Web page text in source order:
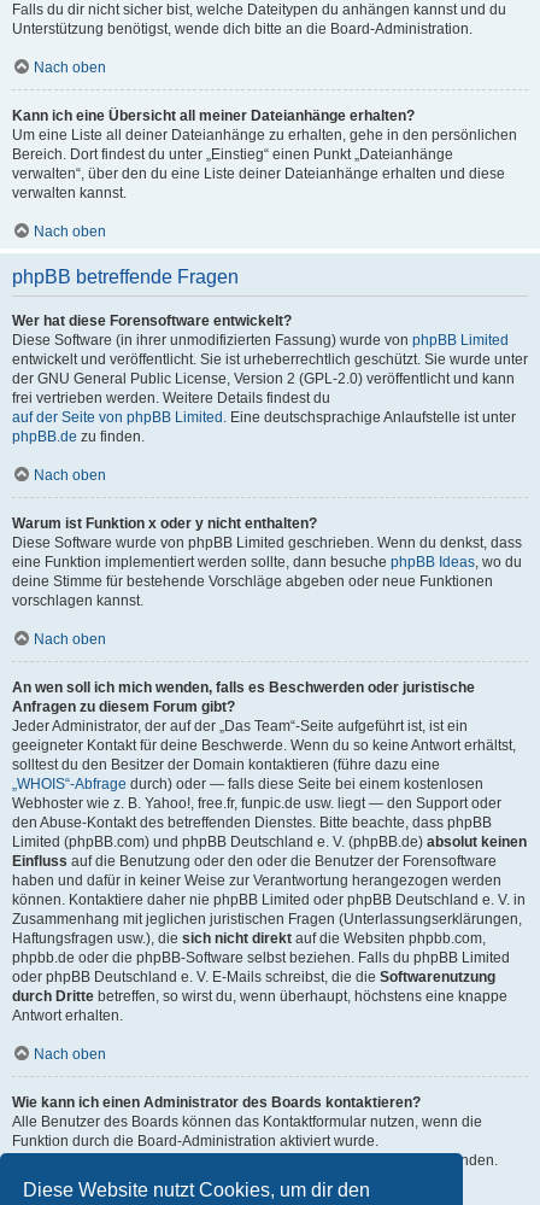
Diese Website nutzt Cookies, um dir den
Falls du dir nicht sicher bist, welche Dateitypen du anhängen kannst und du
Unterstützung benötigst, wende dich bitte an die Board-Administration.
Nach oben
Kann ich eine Übersicht all meiner Dateianhänge erhalten?
Um eine Liste all deiner Dateianhänge zu erhalten, gehe in den persönlichen
Bereich. Dort findest du unter „Einstieg“ einen Punkt „Dateianhänge
verwalten“, über den du eine Liste deiner Dateianhänge erhalten und diese
verwalten kannst.
Nach oben
phpBB betreffende Fragen
Wer hat diese Forensoftware entwickelt?
Diese Software (in ihrer unmodifizierten Fassung) wurde von phpBB Limited
entwickelt und veröffentlicht. Sie ist urheberrechtlich geschützt. Sie wurde unter
der GNU General Public License, Version 2 (GPL-2.0) veröffentlicht und kann
frei vertrieben werden. Weitere Details findest du
auf der Seite von phpBB Limited . Eine deutschsprachige Anlaufstelle ist unter
phpBB.de zu finden.
Nach oben
Warum ist Funktion x oder y nicht enthalten?
Diese Software wurde von phpBB Limited geschrieben. Wenn du denkst, dass
eine Funktion implementiert werden sollte, dann besuche phpBB Ideas, wo du
deine Stimme für bestehende Vorschläge abgeben oder neue Funktionen
vorschlagen kannst.
Nach oben
An wen soll ich mich wenden, falls es Beschwerden oder juristische
Anfragen zu diesem Forum gibt?
Jeder Administrator, der auf der „Das Team“-Seite aufgeführt ist, ist ein
geeigneter Kontakt für deine Beschwerde. Wenn du so keine Antwort erhältst,
solltest du den Besitzer der Domain kontaktieren (führe dazu eine
„WHOIS“-Abfrage durch) oder — falls diese Seite bei einem kostenlosen
Webhoster wie z. B. Yahoo!, free.fr, funpic.de usw. liegt — den Support oder
den Abuse-Kontakt des betreffenden Dienstes. Bitte beachte, dass phpBB
Limited (phpBB.com) und phpBB Deutschland e. V. (phpBB.de) absolut keinen
Einfluss auf die Benutzung oder den oder die Benutzer der Forensoftware
haben und dafür in keiner Weise zur Verantwortung herangezogen werden
können. Kontaktiere daher nie phpBB Limited oder phpBB Deutschland e. V. in
Zusammenhang mit jeglichen juristischen Fragen (Unterlassungserklärungen,
Haftungsfragen usw.), die sich nicht direkt auf die Websiten phpbb.com,
phpbb.de oder die phpBB-Software selbst beziehen. Falls du phpBB Limited
oder phpBB Deutschland e. V. E-Mails schreibst, die die Softwarenutzung
durch Dritte betreffen, so wirst du, wenn überhaupt, höchstens eine knappe
Antwort erhalten.
Nach oben
Wie kann ich einen Administrator des Boards kontaktieren?
Alle Benutzer des Boards können das Kontaktformular nutzen, wenn die
Funktion durch die Board-Administration aktiviert wurde.
Mitglieder des Boards können zusätzlich den Link „Das Team“ verwenden.
Nach oben